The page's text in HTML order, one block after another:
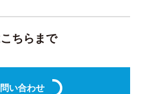
ちらまで
い合わせ